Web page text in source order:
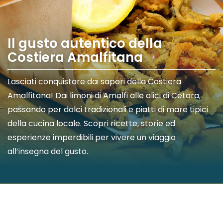
Il gusto autentico della
Costiera Amalfitana
Lasciati conquistare dai sapori della Costiera
Amalfitana! Dai limoni di Amalfi alle alici di Cetara,
passando per dolci tradizionali e piatti di mare tipici
della cucina locale. Scopri ricette, storie ed
esperienze imperdibili per vivere un viaggio
all’insegna del gusto.